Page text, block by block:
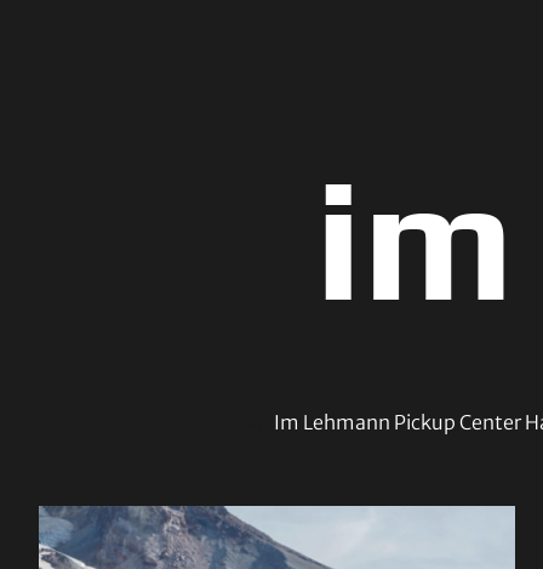
Im Lehmann Pickup Center